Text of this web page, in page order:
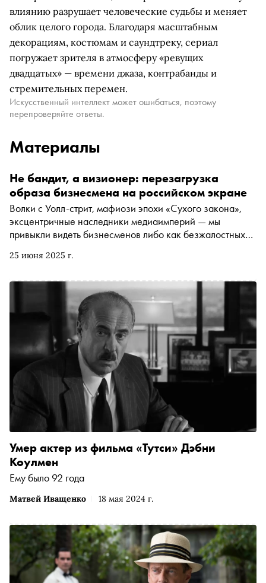
влиянию разрушает человеческие судьбы и меняет
облик целого города. Благодаря масштабным
декорациям, костюмам и саундтреку, сериал
погружает зрителя в атмосферу «ревущих
двадцатых» — времени джаза, контрабанды и
стремительных перемен.
Искусственный интеллект может ошибаться, поэтому
перепроверяйте ответы.
Материалы
25 июня 2025 г.
Не бандит, а визионер: перезагрузка
образа бизнесмена на российском экране
Волки с Уолл-стрит, мафиози эпохи «Сухого закона»,
эксцентричные наследники медиаимперий — мы
привыкли видеть бизнесменов либо как безжалостных
сериал «Минута тишины», вышедший на Okko,
предприниматель — не герой криминальной хроники
или глянца, а сложная фигура, способная думать про
общество?
Матвей Иващенко 18 мая 2024 г.
Умер актер из фильма «Тутси» Дэбни
Коулмен
Ему было 92 года